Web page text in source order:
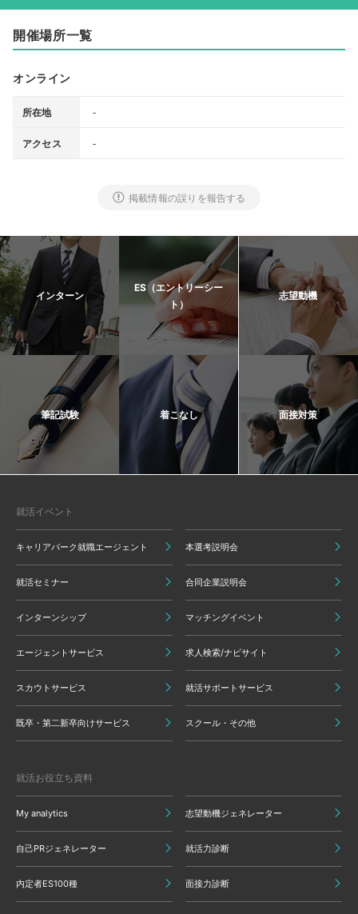
開催場所一覧
オンライン
所在地 -
アクセス -
掲載情報の誤りを報告する
インターン
ES（エントリーシー
ト）
志望動機
筆記試験 着こなし 面接対策
就活イベント
キャリアパーク就職エージェント 本選考説明会
就活セミナー 合同企業説明会
インターンシップ マッチングイベント
エージェントサービス 求人検索/ナビサイト
スカウトサービス 就活サポートサービス
既卒・第二新卒向けサービス スクール・その他
就活お役立ち資料
My analytics 志望動機ジェネレーター
自己PRジェネレーター 就活力診断
内定者ES100種 面接力診断